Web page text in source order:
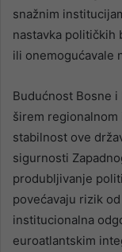
snažnim
nastavka političkih
ili onemogućavale
Budućnost Bosne
širem
stabilnost ove
sigurnosti
produbljivanje
povećavaju rizik
institucionalna
euroatlantskim